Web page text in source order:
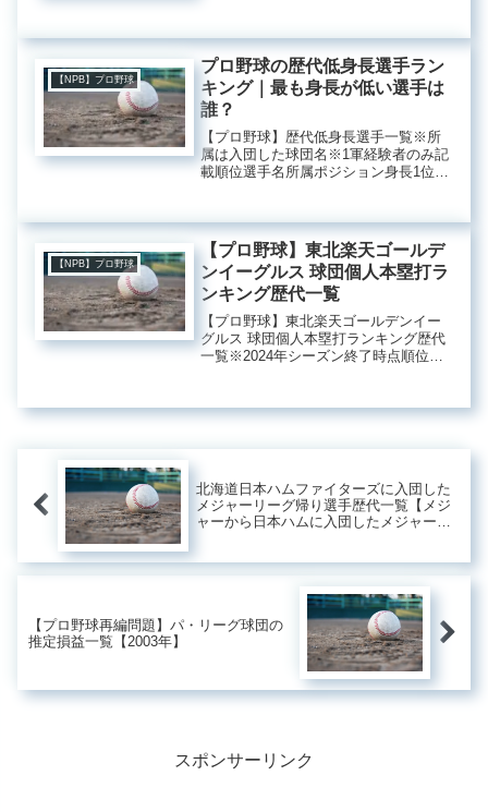
フトバンクホークスパ・リーグ1965年4
位15連勝読...
【NPB】プロ野球
プロ野球の歴代低身長選手ラン
キング｜最も身長が低い選手は
誰？
【プロ野球】歴代低身長選手一覧※所
属は入団した球団名※1軍経験者のみ記
載順位選手名所属ポジション身長1位浜
投手158cm藤浪光雄大東京捕手158cm5
位中村信一翼...
【NPB】プロ野球
【プロ野球】東北楽天ゴールデ
ンイーグルス 球団個人本塁打ラ
ンキング歴代一覧
【プロ野球】東北楽天ゴールデンイー
グルス 球団個人本塁打ランキング歴代
一覧※2024年シーズン終了時点順位選
位浅村栄斗150本2019～現役NPB通
北海道日本ハムファイターズに入団した
メジャーリーグ帰り選手歴代一覧【メジ
ャーから日本ハムに入団したメジャー帰
【プロ野球再編問題】パ・リーグ球団の
推定損益一覧【2003年】
スポンサーリンク